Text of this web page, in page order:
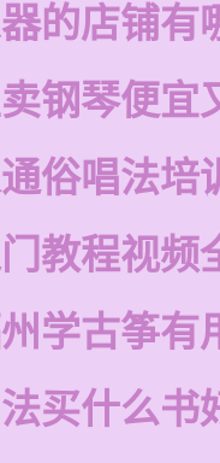
的店铺有
钢琴便宜
俗唱法培
教程视频
学古筝有
买什么书